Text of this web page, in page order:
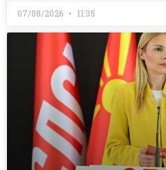
07/08/2026 11:35